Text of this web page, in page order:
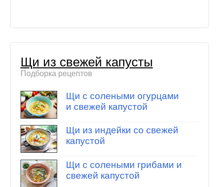
Щи из свежей капусты
Подборка рецептов
Щи с солеными огурцами
и свежей капустой
Щи из индейки со свежей
капустой
Щи с солеными грибами и
свежей капустой